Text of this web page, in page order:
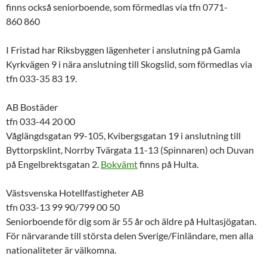
finns också seniorboende, som förmedlas via tfn 0771-
860 860
I Fristad har Riksbyggen lägenheter i anslutning på Gamla
Kyrkvägen 9 i nära anslutning till Skogslid, som förmedlas via
tfn 033-35 83 19.
AB Bostäder
tfn 033-44 20 00
Våglängdsgatan 99-105, Kvibergsgatan 19 i anslutning till
Byttorpsklint, Norrby Tvärgata 11-13 (Spinnaren) och Duvan
på Engelbrektsgatan 2. Bokvämtfinns på Hulta.
Västsvenska Hotellfastigheter AB
tfn 033-13 99 90/799 00 50
Seniorboende för dig som är 55 år och äldre på Hultasjögatan.
För närvarande till största delen Sverige/Finländare, men alla
nationaliteter är välkomna.